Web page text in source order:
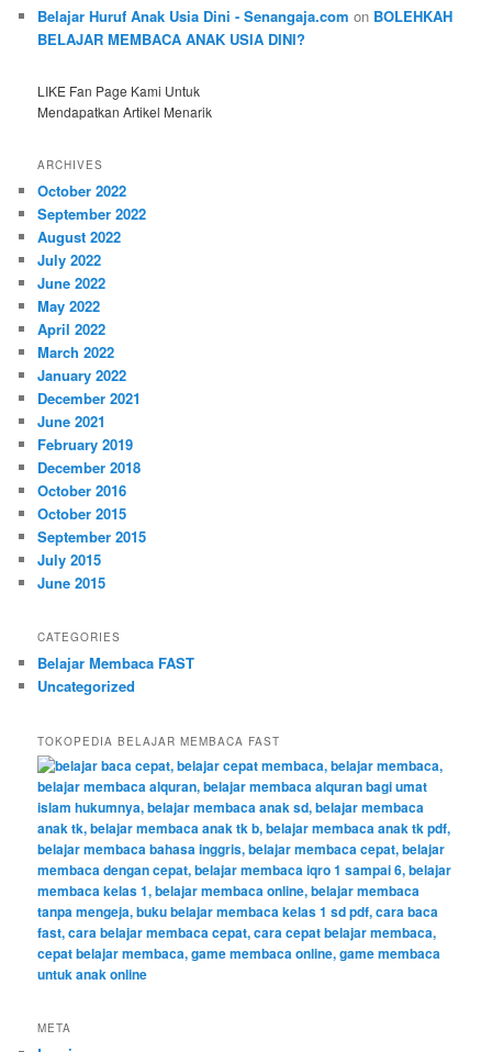
Belajar Huruf Anak Usia Dini - Senangaja.com on BOLEHKAH
BELAJAR MEMBACA ANAK USIA DINI?
LIKE Fan Page Kami Untuk
Mendapatkan Artikel Menarik
ARCHIVES
October 2022
September 2022
August 2022
July 2022
June 2022
May 2022
April 2022
March 2022
January 2022
December 2021
June 2021
February 2019
December 2018
October 2016
October 2015
September 2015
July 2015
June 2015
CATEGORIES
Belajar Membaca FAST
Uncategorized
TOKOPEDIA BELAJAR MEMBACA FAST
META